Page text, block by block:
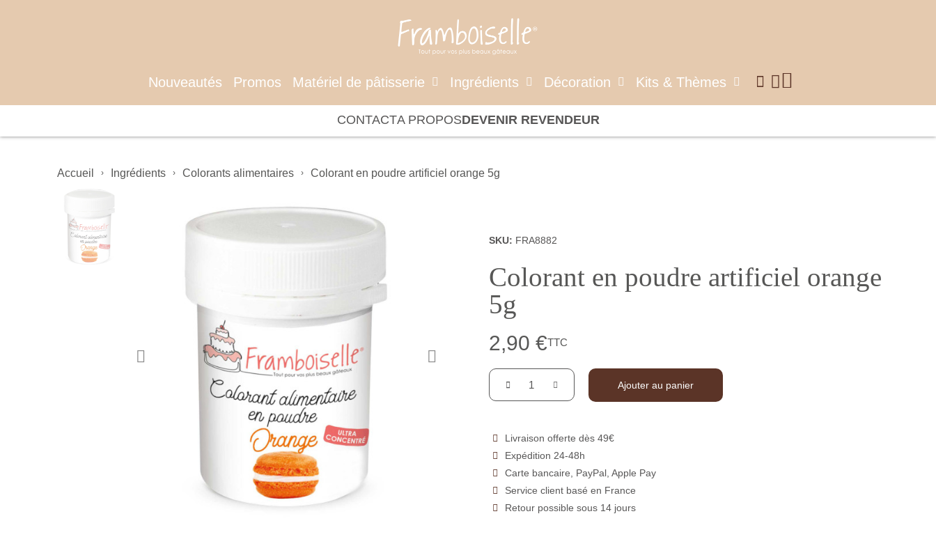
Nouveautés Promos Matériel de pâtisserie Ingrédients Décoration Kits & Thèmes
CONTACTA PROPOSDEVENIR REVENDEUR
Accueil Ingrédients Colorants alimentaires Colorant en poudre artificiel orange 5g
SKU FRA8882
Colorant en poudre artificiel orange
5g
2,90 €TTC
Ajouter au panier
Livraison offerte dès 49€
Expédition 24-48h
Carte bancaire, PayPal, Apple Pay
Service client basé en France
Retour possible sous 14 jours